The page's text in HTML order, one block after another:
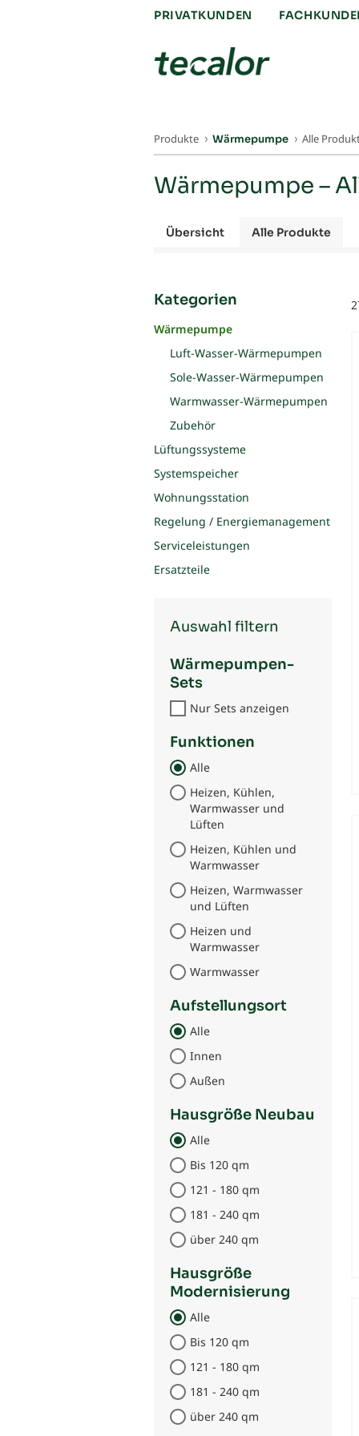
PRIVATKUNDEN
Produkte Wärmepumpe Alle
Wärmepumpe –
Übersicht Alle Produkte
Kategorien
Wärmepumpe
Luft-Wasser-Wärmepumpen
Sole-Wasser-Wärmepumpen
Warmwasser-Wärmepumpen
Zubehör
Lüftungssysteme
Systemspeicher
Wohnungsstation
Regelung / Energiemanagement
Serviceleistungen
Ersatzteile
Auswahl filtern
Wärmepumpen-
Sets
Nur Sets anzeigen
Funktionen
Alle
Heizen, Kühlen,
Warmwasser und
Lüften
Heizen, Kühlen und
Warmwasser
Heizen, Warmwasser
und Lüften
Heizen und
Warmwasser
Warmwasser
Aufstellungsort
Alle
Innen
Außen
Hausgröße Neubau
Alle
Bis 120 qm
121 - 180 qm
181 - 240 qm
über 240 qm
Hausgröße
Modernisierung
Alle
Bis 120 qm
121 - 180 qm
181 - 240 qm
über 240 qm